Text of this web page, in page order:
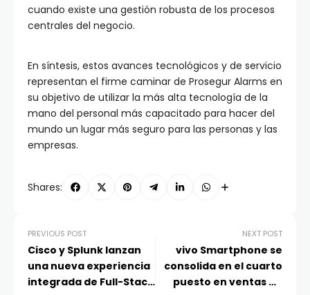
cuando existe una gestión robusta de los procesos
centrales del negocio.
En síntesis, estos avances tecnológicos y de servicio
representan el firme caminar de Prosegur Alarms en
su objetivo de utilizar la más alta tecnología de la
mano del personal más capacitado para hacer del
mundo un lugar más seguro para las personas y las
empresas.
Shares:
PREVIOUS POST
Cisco y Splunk lanzan
una nueva experiencia
integrada de Full-Stack
NEXT POST
vivo Smartphone se
consolida en el cuarto
puesto en ventas de